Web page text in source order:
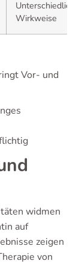
Unterschiedliche
Wirkweise
Vor- und
widmen
auf
zeigen
von